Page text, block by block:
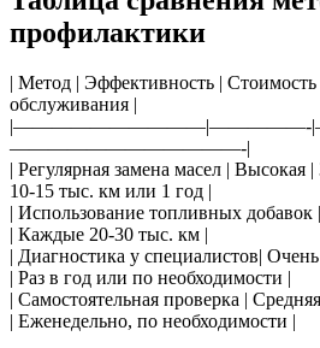
профилактики
| Метод | Эффективность |
обслуживания |
|——————————|—————-
————————————-|
| Регулярная замена масел |
10-15 тыс. км или 1 год |
| Использование топливных добавок
| Каждые 20-30 тыс. км |
| Диагностика у специалистов|
| Раз в год или по необходимости |
| Самостоятельная проверка |
| Еженедельно, по необходимости |